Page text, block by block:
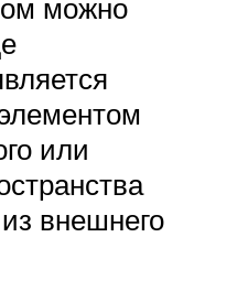
можно
или
внешнего